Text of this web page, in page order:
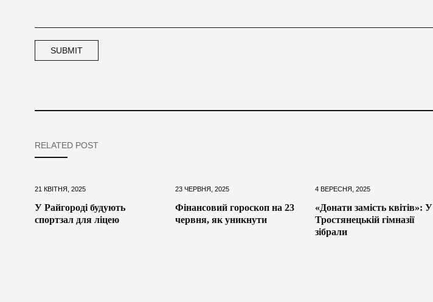
RELATED POST
21 КВІТНЯ, 2025
У Райгороді будують
спортзал для ліцею
23 ЧЕРВНЯ, 2025
Фінансовий гороскоп на 23
червня, як уникнути
4 ВЕРЕСНЯ, 2025
«Донати замість квітів»: У
Тростянецькій гімназії
зібрали